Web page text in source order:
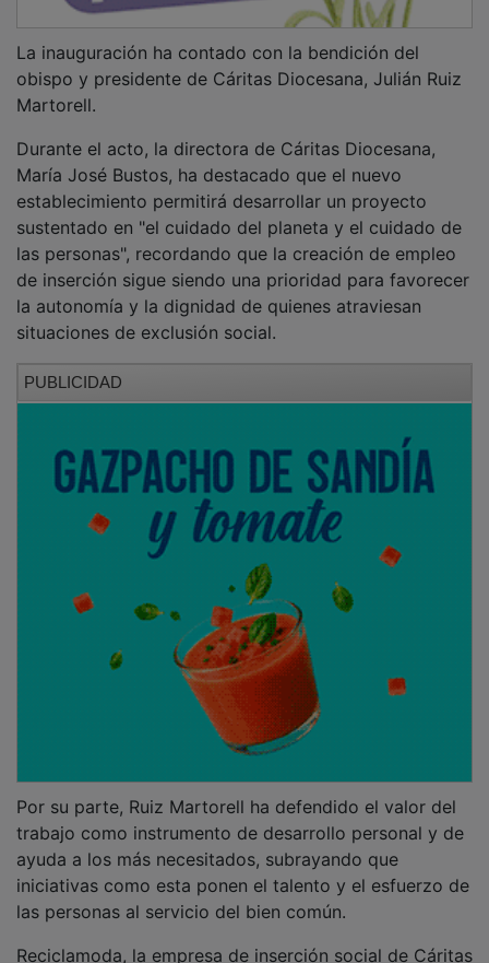
obispo y presidente de Cáritas Diocesana, Julián Ruiz
Martorell.
María José Bustos, ha destacado que el nuevo
establecimiento permitirá desarrollar un proyecto
sustentado en "el cuidado del planeta y el cuidado de
las personas", recordando que la creación de empleo
de inserción sigue siendo una prioridad para favorecer
la autonomía y la dignidad de quienes atraviesan
situaciones de exclusión social.
trabajo como instrumento de desarrollo personal y de
ayuda a los más necesitados, subrayando que
iniciativas como esta ponen el talento y el esfuerzo de
las personas al servicio del bien común.